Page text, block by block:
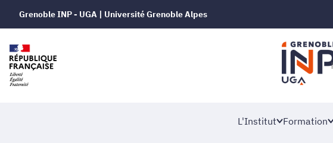
Grenoble INP - UGA | Université Grenoble Alpes
L'Institut Formation